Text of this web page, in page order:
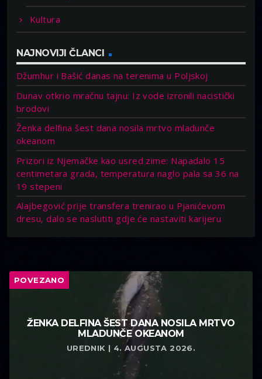
Kultura
NAJNOVIJI ČLANCI
Džumhur i Bašić danas na terenima u Poljskoj
Dunav otkrio mračnu tajnu: Iz vode izronili nacistički
brodovi
Ženka delfina šest dana nosila mrtvo mladunče
okeanom
Prizori iz Njemačke kao usred zime: Napadalo 15
centimetara grada, temperatura naglo pala sa 36 na
19 stepeni
Alajbegović prije transfera trenirao u Pjanićevom
dresu, dalo se naslutiti gdje će nastaviti karijeru
POVEZANO
ŽENKA DELFINA ŠEST DANA NOSILA MRTVO
MLADUNČE OKEANOM
UREDNIK | 4. AUGUSTA 2026.